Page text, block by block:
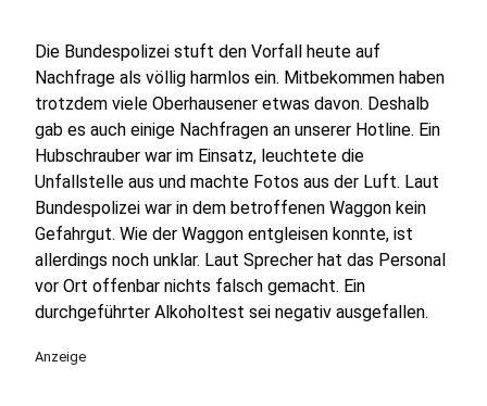
Die Bundespolizei stuft den Vorfall heute auf
Nachfrage als völlig harmlos ein. Mitbekommen haben
trotzdem viele Oberhausener etwas davon. Deshalb
gab es auch einige Nachfragen an unserer Hotline. Ein
Hubschrauber war im Einsatz, leuchtete die
Unfallstelle aus und machte Fotos aus der Luft. Laut
Bundespolizei war in dem betroffenen Waggon kein
Gefahrgut. Wie der Waggon entgleisen konnte, ist
allerdings noch unklar. Laut Sprecher hat das Personal
vor Ort offenbar nichts falsch gemacht. Ein
durchgeführter Alkoholtest sei negativ ausgefallen.
Anzeige